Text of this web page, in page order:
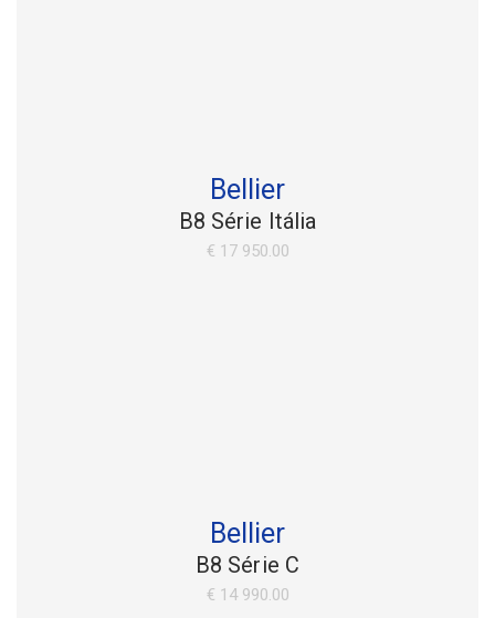
Bellier
B8 Série Itália
€ 17 950.00
Bellier
B8 Série C
€ 14 990.00